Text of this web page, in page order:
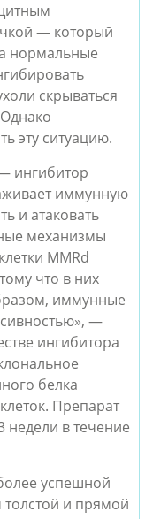
— который
нормальные
скрываться
эту ситуацию.
ингибитор
иммунную
и атаковать
механизмы
MMRd
что в них
иммунные
—
ингибитора
белка
Препарат
недели в течение
успешной
и прямой